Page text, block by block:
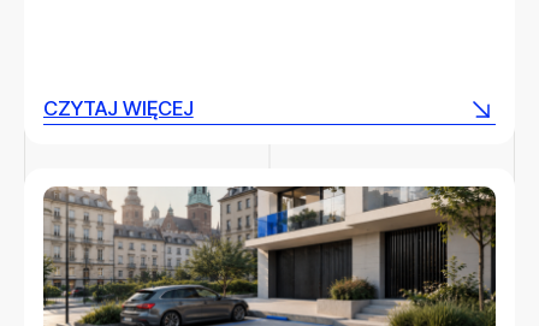
CZYTAJ WIĘCEJ
CZYTAJ WIĘCEJ